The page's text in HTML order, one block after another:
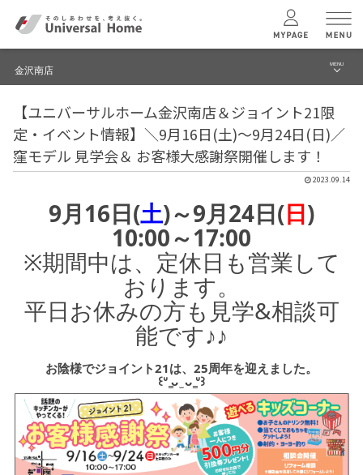
ユニバーサル ホームの特長
コンセプトプラン
テクノロジー
建築実例
モデルハウス検索・見学予約
シミュレーション
キャンペーン・コラボ情報
家づくりの知識
金沢南店 MENU
ブログ
建築実例・事例
モデルハウス見学予約
金沢南店 TOPへ
【ユニバーサルホーム金沢南店＆ジョイント21限
定・イベント情報】＼9月16日(土)～9月24日(日)／
窪モデル 見学会＆ お客様大感謝祭開催します！
2023.09.14
9月16日(土)～9月24日(日)
10:00～17:00
※期間中は、定休日も営業して
おります。
平日お休みの方も見学&相談可
能です♪♪
お陰様でジョイント21は、25周年を迎えました。
꒰ᐡ ̳ᴗ ̫ ᴗ ̳ᐡ꒱